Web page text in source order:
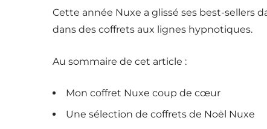
Cette année Nuxe a glissé ses best-sellers
dans des coffrets aux lignes hypnotiques.
Au sommaire de cet article :
Mon coffret Nuxe coup de cœur
Une sélection de coffrets de Noël Nuxe